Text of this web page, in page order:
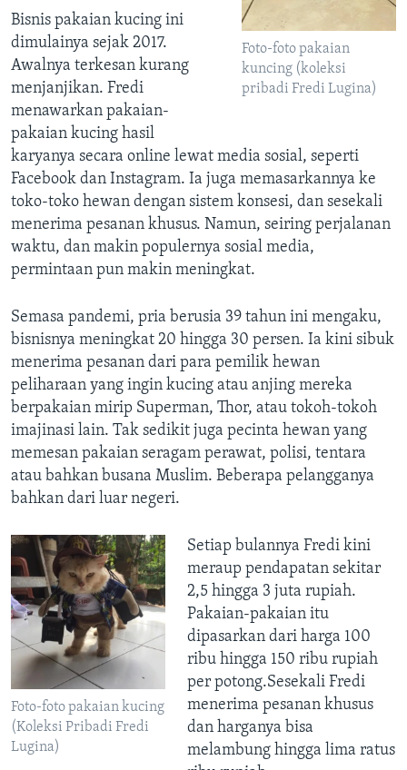
Foto-foto pakaian
kuncing (koleksi
pribadi Fredi Lugina)
Bisnis pakaian kucing ini
dimulainya sejak 2017.
Awalnya terkesan kurang
menjanjikan. Fredi
menawarkan pakaian-
pakaian kucing hasil
karyanya secara online lewat media sosial, seperti
Facebook dan Instagram. Ia juga memasarkannya ke
toko-toko hewan dengan sistem konsesi, dan sesekali
menerima pesanan khusus. Namun, seiring perjalanan
waktu, dan makin populernya sosial media,
permintaan pun makin meningkat.
Semasa pandemi, pria berusia 39 tahun ini mengaku,
bisnisnya meningkat 20 hingga 30 persen. Ia kini sibuk
menerima pesanan dari para pemilik hewan
peliharaan yang ingin kucing atau anjing mereka
berpakaian mirip Superman, Thor, atau tokoh-tokoh
imajinasi lain. Tak sedikit juga pecinta hewan yang
memesan pakaian seragam perawat, polisi, tentara
atau bahkan busana Muslim. Beberapa pelangganya
bahkan dari luar negeri.
Foto-foto pakaian kucing
(Koleksi Pribadi Fredi
Lugina)
Setiap bulannya Fredi kini
meraup pendapatan sekitar
2,5 hingga 3 juta rupiah.
Pakaian-pakaian itu
dipasarkan dari harga 100
ribu hingga 150 ribu rupiah
per potong.Sesekali Fredi
menerima pesanan khusus
dan harganya bisa
melambung hingga lima ratus